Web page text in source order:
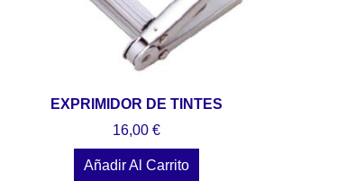
EXPRIMIDOR DE TINTES
16,00 €
Añadir Al Carrito